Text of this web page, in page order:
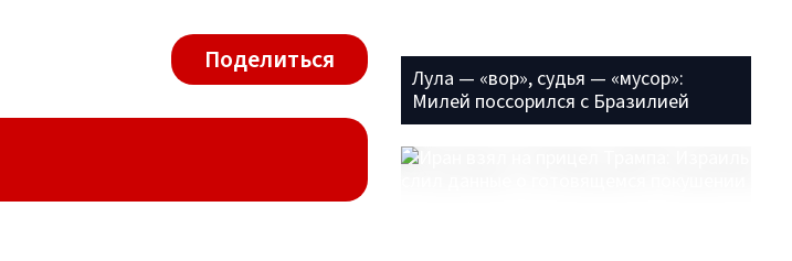
Поделиться
Лула — «вор», судья — «мусор»:
Милей поссорился с Бразилией